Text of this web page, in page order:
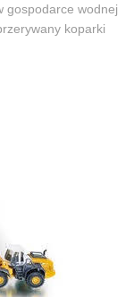
gospodarce wodnej
koparki